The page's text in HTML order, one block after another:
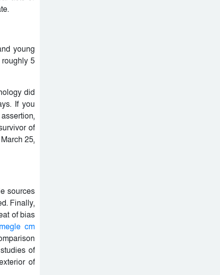
young
5
did
If you
of
25,
sources
Finally,
of bias
cm
of
of